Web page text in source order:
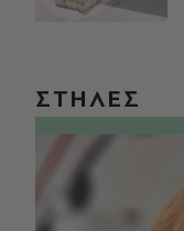
ΣΤΗΛΕΣ